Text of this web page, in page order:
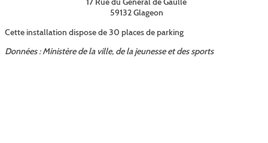
59132 Glageon
Cette installation dispose de 30 places de parking
Données : Ministère de la ville, de la jeunesse et des sports